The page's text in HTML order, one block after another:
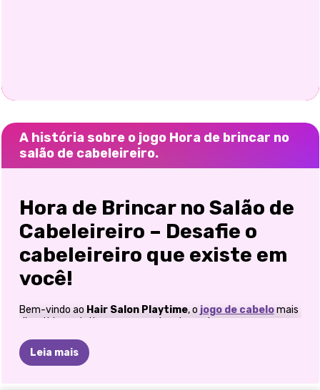
A história sobre o jogo Hora de brincar no
salão de cabeleireiro.
Hora de Brincar no Salão de
Cabeleireiro – Desafie o
cabeleireiro que existe em
você!
Bem-vindo ao Hair Salon Playtime, o jogo de cabelomais
divertido e criativo para amantes da moda e pequenos
toque de cor dão vida à sua imaginação. Se você sonha em
ser um cabeleireiro renomado ou simplesmente adora
Leia mais